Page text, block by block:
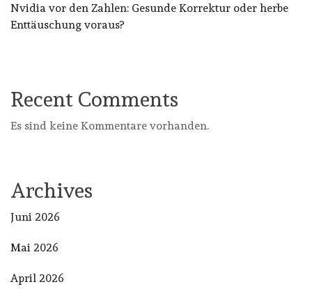
Nvidia vor den Zahlen: Gesunde Korrektur oder herbe
Enttäuschung voraus?
Recent Comments
Es sind keine Kommentare vorhanden.
Archives
Juni 2026
Mai 2026
April 2026